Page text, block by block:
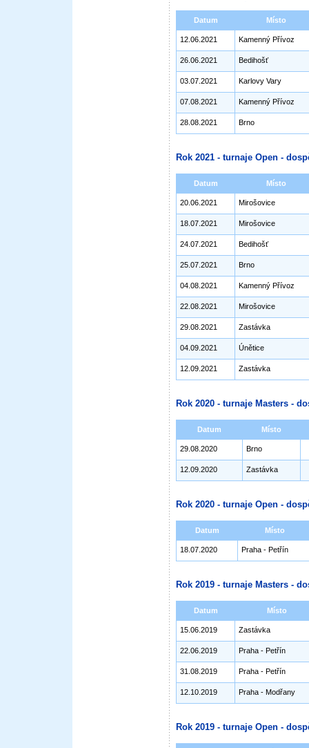
Datum Místo
12.06.2021 Kamenný Přívoz
26.06.2021 Bedihošť
03.07.2021 Karlovy Vary
07.08.2021 Kamenný Přívoz
28.08.2021 Brno
Rok 2021 - turnaje Open -
Datum Místo
20.06.2021 Mirošovice
18.07.2021 Mirošovice
24.07.2021 Bedihošť
25.07.2021 Brno
04.08.2021 Kamenný Přívoz
22.08.2021 Mirošovice
29.08.2021 Zastávka
04.09.2021 Únětice
12.09.2021 Zastávka
Rok 2020 - turnaje Masters -
Datum Místo
29.08.2020 Brno
12.09.2020 Zastávka
Rok 2020 - turnaje Open -
Datum Místo
18.07.2020 Praha - Petřín
Rok 2019 - turnaje Masters -
Datum Místo
15.06.2019 Zastávka
22.06.2019 Praha - Petřín
31.08.2019 Praha - Petřín
12.10.2019 Praha - Modřany
Rok 2019 - turnaje Open -